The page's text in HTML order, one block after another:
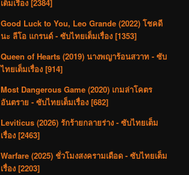
เต็มเรื่อง [2384]
Good Luck to You, Leo Grande (2022) โชคดี
นะ ลีโอ แกรนด์ - ซับไทยเต็มเรื่อง [1353]
Queen of Hearts (2019) นางพญาร้อนสวาท - ซับ
ไทยเต็มเรื่อง [914]
Most Dangerous Game (2020) เกมล่าโคตร
อันตราย - ซับไทยเต็มเรื่อง [682]
Leviticus (2026) รักร้ายกลายร่าง - ซับไทยเต็ม
เรื่อง [2463]
Warfare (2025) ชั่วโมงสงครามเดือด - ซับไทยเต็ม
เรื่อง [2203]